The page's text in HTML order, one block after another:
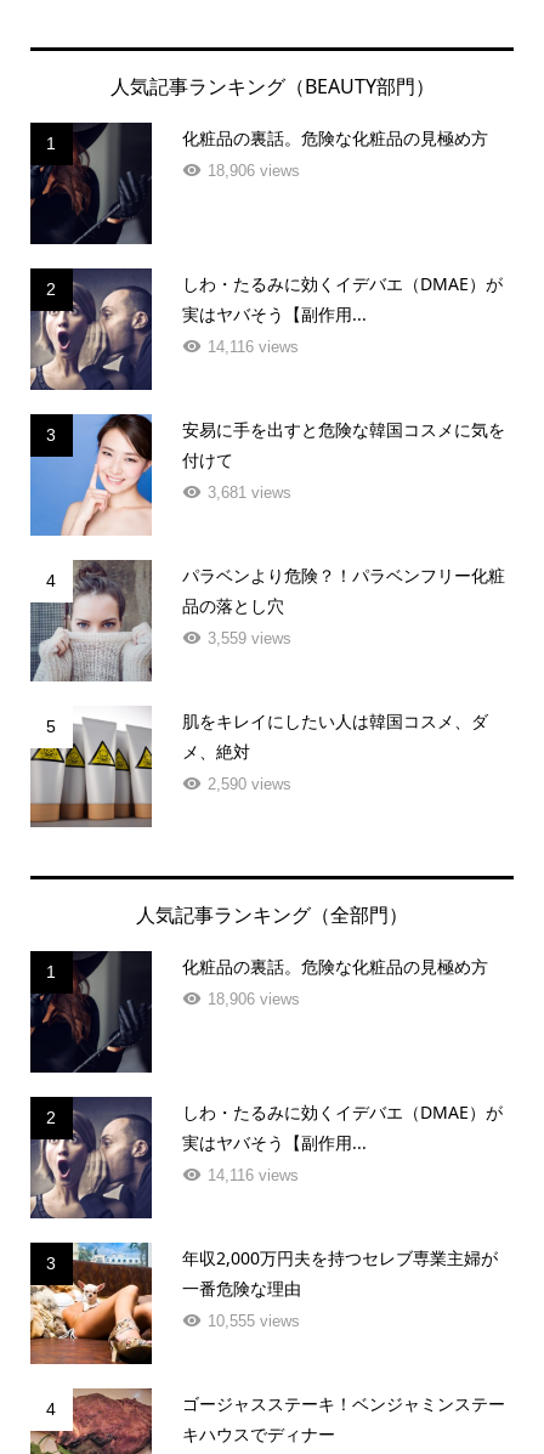
人気記事ランキング（BEAUTY部門）
1 化粧品の裏話。危険な化粧品の見極め方
18,906 views
2
しわ・たるみに効くイデバエ（DMAE）が
実はヤバそう【副作用...
14,116 views
3
安易に手を出すと危険な韓国コスメに気を
付けて
3,681 views
4
パラベンより危険？！パラベンフリー化粧
品の落とし穴
3,559 views
5
肌をキレイにしたい人は韓国コスメ、ダ
メ、絶対
2,590 views
人気記事ランキング（全部門）
1 化粧品の裏話。危険な化粧品の見極め方
18,906 views
2
しわ・たるみに効くイデバエ（DMAE）が
実はヤバそう【副作用...
14,116 views
3
年収2,000万円夫を持つセレブ専業主婦が
一番危険な理由
10,555 views
4
ゴージャスステーキ！ベンジャミンステー
キハウスでディナー